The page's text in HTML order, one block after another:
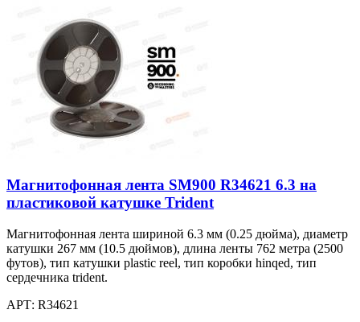
Магнитофонная лента SM900 R34621 6.3 на
пластиковой катушке Trident
Магнитофонная лента шириной 6.3 мм (0.25 дюйма), диаметр
катушки 267 мм (10.5 дюймов), длина ленты 762 метра (2500
футов), тип катушки plastic reel, тип коробки hinqed, тип
сердечника trident.
АРТ: R34621